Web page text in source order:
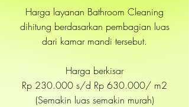
Harga layanan Bathroom Cleaning
dihitung berdasarkan pembagian luas
dari kamar mandi tersebut.
Harga berkisar
Rp 230.000 s/d Rp 630.000/ m2
(Semakin luas semakin murah)